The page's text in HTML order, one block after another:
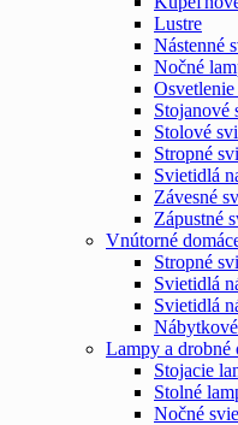
Lustre
Nástenné
Nočné
Stojanové
Stolové
Stropné
Svietidlá
Závesné
Zápustné
Vnútorné
Stropné
Svietidlá
Svietidlá
Lampy a drobné
Stojacie
Stolné
Nočné